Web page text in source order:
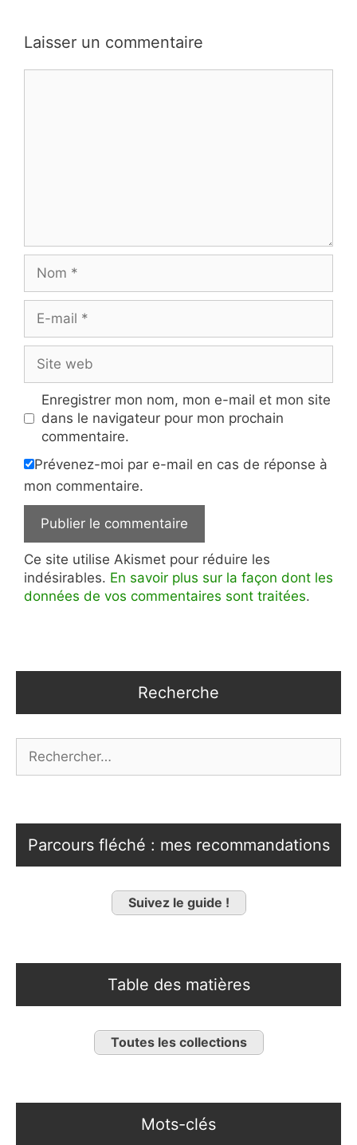
Laisser un commentaire
mail
web
Enregistrer mon nom, mon e-mail et mon site
dans le navigateur pour mon prochain
commentaire.
Prévenez-moi par e-mail en cas de réponse à
mon commentaire.
Ce site utilise Akismet pour réduire les
indésirables. En savoir plus sur la façon dont les
données de vos commentaires sont traitées.
Recherche
Parcours fléché : mes recommandations
Suivez le guide !
Table des matières
Toutes les collections
Mots-clés